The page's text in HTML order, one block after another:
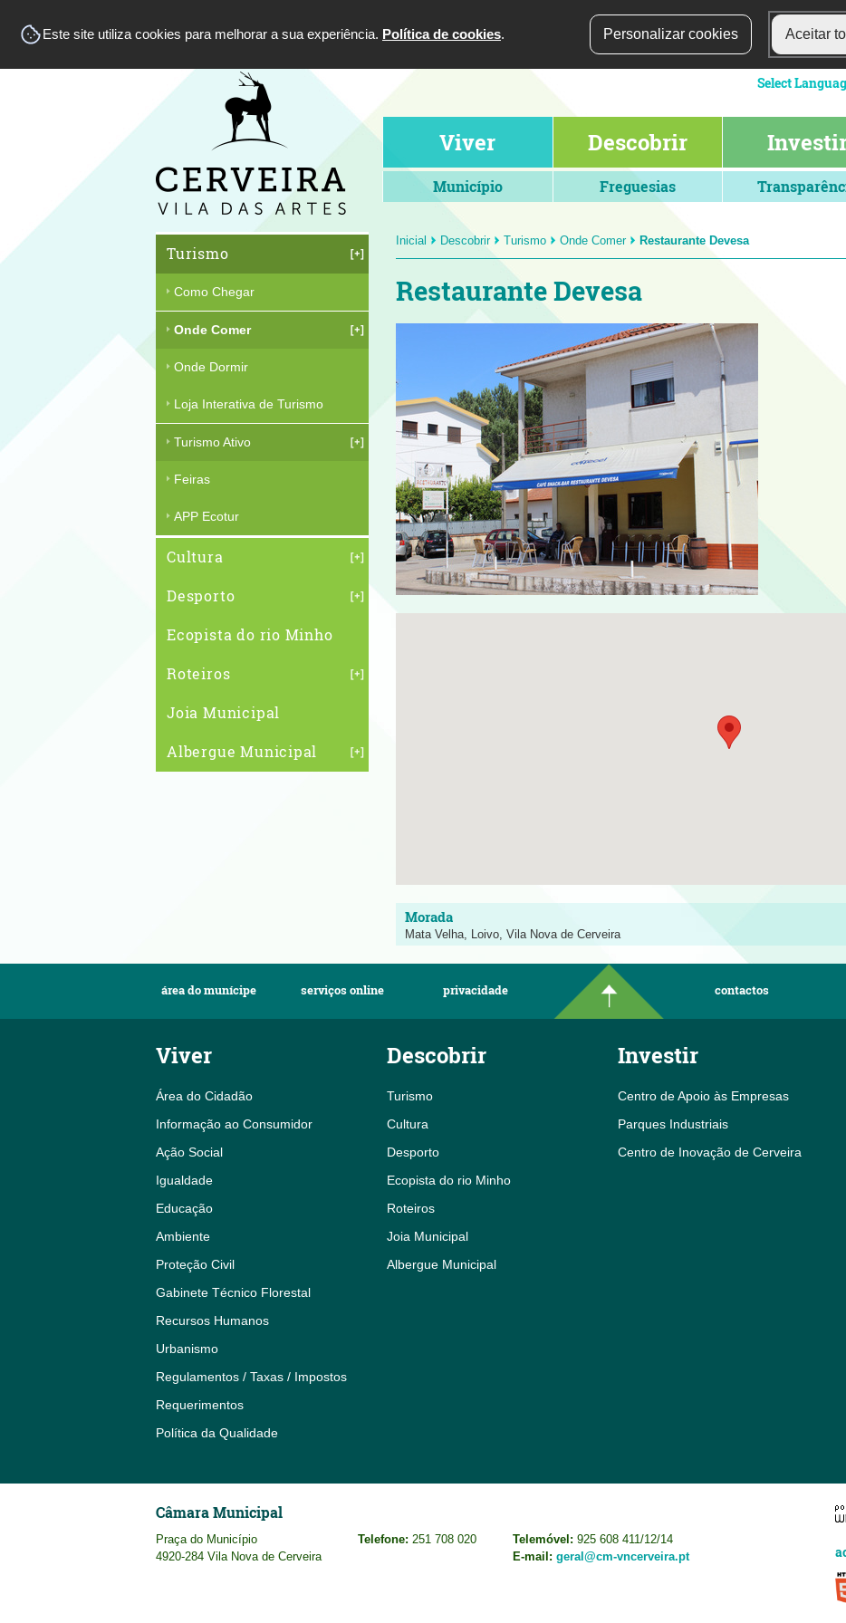
Este site utiliza cookies para melhorar a sua experiência. Política de cookies. Personalizar cookies Aceitar
Viver Descobrir
Município Freguesias
Turismo
Como Chegar
Onde Comer
Onde Dormir
Loja Interativa de Turismo
Turismo Ativo
Feiras
APP Ecotur
Cultura
Desporto
Ecopista do rio Minho
Roteiros
Joia Municipal
Albergue Municipal
Inicial Descobrir Turismo Onde Comer Restaurante Devesa
Restaurante Devesa
Mata Velha, Loivo, Vila Nova de Cerveira
área do munícipe serviços online privacidade contactos
Viver
Área do Cidadão
Informação ao Consumidor
Ação Social
Igualdade
Educação
Ambiente
Proteção Civil
Gabinete Técnico Florestal
Recursos Humanos
Urbanismo
Regulamentos / Taxas / Impostos
Requerimentos
Política da Qualidade
Descobrir
Turismo
Cultura
Desporto
Ecopista do rio Minho
Roteiros
Joia Municipal
Albergue Municipal
Investir
Centro de Apoio às Empresas
Parques Industriais
Centro de Inovação de Cerveira
Câmara Municipal
Praça do Município
4920-284 Vila Nova de Cerveira
Telefone: 251 708 020 Telemóvel: 925 608 411/12/14
E-mail: geral@cm-vncerveira.pt